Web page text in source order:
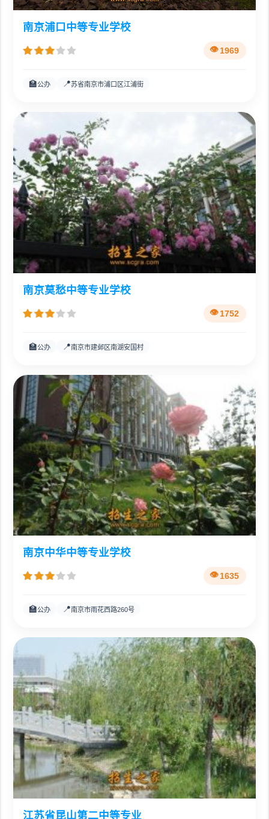
南京浦口中等专业学校
1969
🏫公办 📍苏省南京市浦口区江浦街
南京莫愁中等专业学校
1752
🏫公办 📍南京市建邺区南湖安国村
南京中华中等专业学校
1635
🏫公办 📍南京市雨花西路260号
江苏省昆山第二中等专业